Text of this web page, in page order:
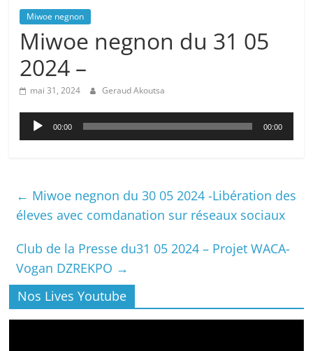
Miwoe negnon
Miwoe negnon du 31 05
2024 –
mai 31, 2024 Geraud Akoutsa
Lecteur
audio
00:00 00:00
← Miwoe negnon du 30 05 2024 -Libération des
éleves avec comdanation sur réseaux sociaux
Club de la Presse du31 05 2024 – Projet WACA-
Vogan DZREKPO →
Nos Lives Youtube